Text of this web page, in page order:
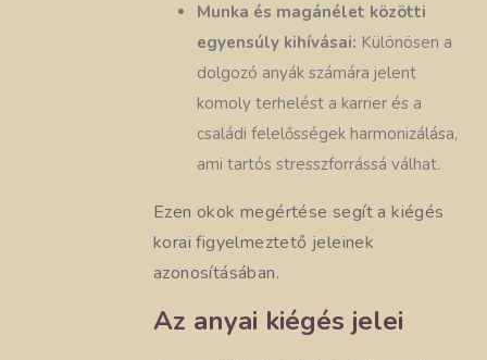
Munka és magánélet közötti
egyensúly kihívásai: Különösen a
dolgozó anyák számára jelent
komoly terhelést a karrier és a
családi felelősségek harmonizálása,
ami tartós stresszforrássá válhat.
Ezen okok megértése segít a kiégés
korai figyelmeztető jeleinek
azonosításában.
Az anyai kiégés jelei